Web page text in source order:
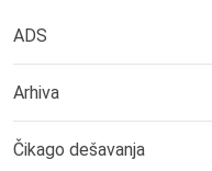
ADS
Arhiva
Čikago dešavanja